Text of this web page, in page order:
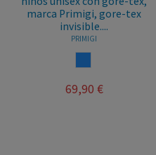
marca Primigi, gore-tex
invisible....
PRIMIGI
69,90 €